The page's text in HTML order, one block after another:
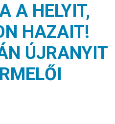
A HELYIT,
HAZAIT!
ÚJRANYIT